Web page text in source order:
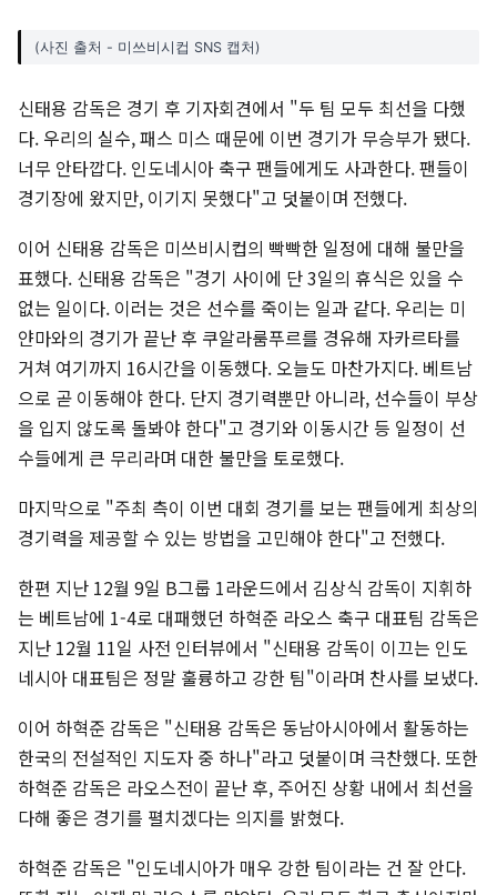
(사진 출처 - 미쓰비시컵 SNS 캡처)
신태용 감독은 경기 후 기자회견에서 "두 팀 모두 최선을 다했
다. 우리의 실수, 패스 미스 때문에 이번 경기가 무승부가 됐다.
너무 안타깝다. 인도네시아 축구 팬들에게도 사과한다. 팬들이
경기장에 왔지만, 이기지 못했다"고 덧붙이며 전했다.
이어 신태용 감독은 미쓰비시컵의 빡빡한 일정에 대해 불만을
표했다. 신태용 감독은 "경기 사이에 단 3일의 휴식은 있을 수
없는 일이다. 이러는 것은 선수를 죽이는 일과 같다. 우리는 미
얀마와의 경기가 끝난 후 쿠알라룸푸르를 경유해 자카르타를
거쳐 여기까지 16시간을 이동했다. 오늘도 마찬가지다. 베트남
으로 곧 이동해야 한다. 단지 경기력뿐만 아니라, 선수들이 부상
을 입지 않도록 돌봐야 한다"고 경기와 이동시간 등 일정이 선
수들에게 큰 무리라며 대한 불만을 토로했다.
마지막으로 "주최 측이 이번 대회 경기를 보는 팬들에게 최상의
경기력을 제공할 수 있는 방법을 고민해야 한다"고 전했다.
한편 지난 12월 9일 B그룹 1라운드에서 김상식 감독이 지휘하
는 베트남에 1-4로 대패했던 하혁준 라오스 축구 대표팀 감독은
지난 12월 11일 사전 인터뷰에서 "신태용 감독이 이끄는 인도
네시아 대표팀은 정말 훌륭하고 강한 팀"이라며 찬사를 보냈다.
이어 하혁준 감독은 "신태용 감독은 동남아시아에서 활동하는
한국의 전설적인 지도자 중 하나"라고 덧붙이며 극찬했다. 또한
하혁준 감독은 라오스전이 끝난 후, 주어진 상황 내에서 최선을
다해 좋은 경기를 펼치겠다는 의지를 밝혔다.
하혁준 감독은 "인도네시아가 매우 강한 팀이라는 건 잘 안다.